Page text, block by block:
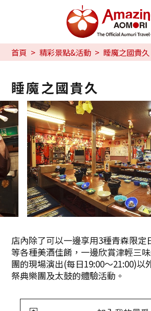
首頁 精彩景點&活動 睡魔之國貴久
睡魔之國貴久
店內除了可以一邊享用3種青森限定
等各種美酒佳餚，一邊欣賞津輕三
團的現場演出(每日19:00～21:00)以
祭典樂團及太鼓的體驗活動。